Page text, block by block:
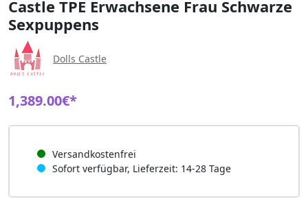
Castle TPE Erwachsene Frau Schwarze
Sexpuppens
Dolls Castle
1,389.00€*
Versandkostenfrei
Sofort verfügbar, Lieferzeit: 14-28 Tage